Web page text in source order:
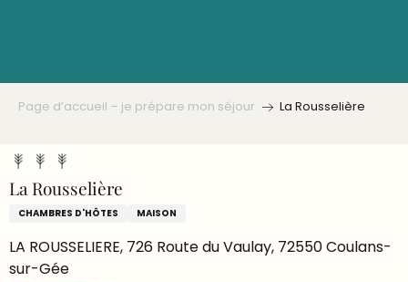
Page d’accueil – je prépare mon séjour La Rousselière
La Rousselière
CHAMBRES D'HÔTES MAISON
LA ROUSSELIERE, 726 Route du Vaulay, 72550 Coulans-
sur-Gée